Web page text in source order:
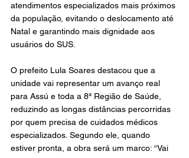
atendimentos especializados mais próximos
da população, evitando o deslocamento até
Natal e garantindo mais dignidade aos
usuários do SUS.
O prefeito Lula Soares destacou que a
unidade vai representar um avanço real
para Assú e toda a 8ª Região de Saúde,
reduzindo as longas distâncias percorridas
por quem precisa de cuidados médicos
especializados. Segundo ele, quando
estiver pronta, a obra será um marco: “Vai